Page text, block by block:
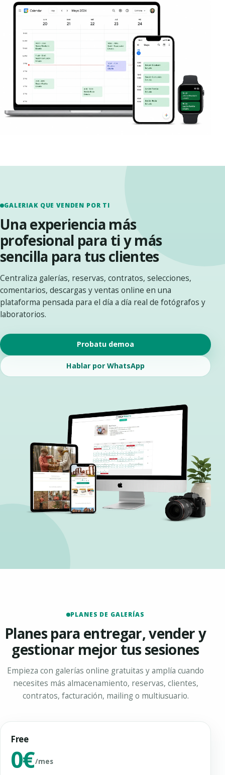
GALERIAK QUE VENDEN POR TI
Una experiencia más
profesional para ti y más
sencilla para tus clientes
Centraliza galerías, reservas, contratos, selecciones,
comentarios, descargas y ventas online en una
plataforma pensada para el día a día real de fotógrafos y
laboratorios.
Probatu demoa
Hablar por WhatsApp
PLANES DE GALERÍAS
Planes para entregar, vender y
gestionar mejor tus sesiones
Empieza con galerías online gratuitas y amplía cuando
necesites más almacenamiento, reservas, clientes,
contratos, facturación, mailing o multiusuario.
Free
0€/mes